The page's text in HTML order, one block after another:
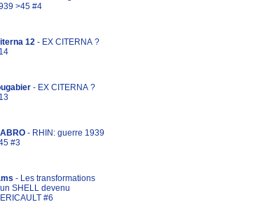
>45 #4
12 - EX CITERNA ?
- EX CITERNA ?
- RHIN: guerre 1939
#3
- Les transformations
SHELL devenu
#6